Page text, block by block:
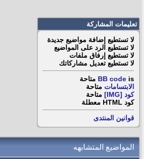
تعليمات المشاركة
لا تستطيع إضافة مواضيع جديدة
لا تستطيع الرد على المواضيع
لا تستطيع إرفاق ملفات
لا تستطيع تعديل مشاركاتك
BB code is
متاحة
الابتسامات متاحة
كود [IMG]
متاحة
كود HTML
معطلة
قوانين المنتدى
المواضيع المتشابهه